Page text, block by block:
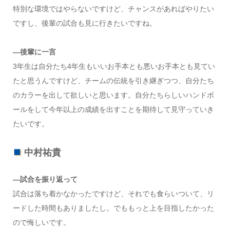
特別な環境ではやらないですけど、チャンスがあればやりたい
ですし、後輩の試合も見に行きたいですね。
―後輩に一言
3年生は自分たち4年生もいいお手本とも悪いお手本とも見てい
たと思うんですけど、チームの伝統を引き継ぎつつ、自分たち
のカラーを出して欲しいと思います。自分たちらしいハンドボ
ールをして今年以上の成績を出すことを期待して見守っていき
たいです。
中村祐貴
―試合を振り返って
試合は落ち着かなかったですけど、それでも食らいついて、リ
ードした時間もありましたし。でももっと上を目指したかった
ので悔しいです。